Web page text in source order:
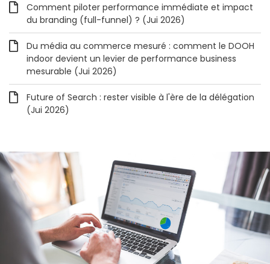
Comment piloter performance immédiate et impact
du branding (full-funnel) ? (Jui 2026)
Du média au commerce mesuré : comment le DOOH
indoor devient un levier de performance business
mesurable (Jui 2026)
Future of Search : rester visible à l'ère de la délégation
(Jui 2026)